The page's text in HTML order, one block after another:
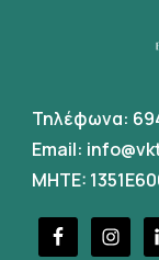
Τηλέφωνα:
Email:
MHTE: